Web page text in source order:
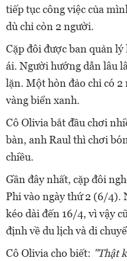
tiếp tục công việc của
dù chỉ còn 2 người.
Cặp đôi được ban quản
ái. Người hướng dẫn lâu
lặn. Một hòn đảo chỉ có
vàng biển xanh.
Cô Olivia bắt đầu chơi
bàn, anh Raul thì chơi
chiều.
Gần đây nhất, cặp đôi
Phi vào ngày thứ 2 (6/4).
kéo dài đến 16/4, vì vậy
định về du lịch và di
Cô Olivia cho biết: "Thật